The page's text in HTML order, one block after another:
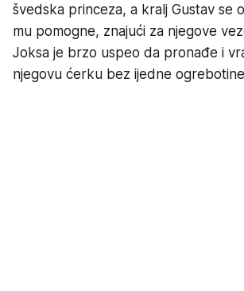
švedska princeza, a kralj Gustav se
mu pomogne, znajući za njegove
Joksa je brzo uspeo da pronađe i
njegovu ćerku bez ijedne